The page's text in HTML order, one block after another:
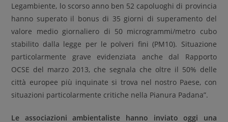
Legambiente, lo scorso anno ben 52 capoluoghi di provincia
hanno superato il bonus di 35 giorni di superamento del
valore medio giornaliero di 50 microgrammi/metro cubo
stabilito dalla legge per le polveri fini (PM10). Situazione
particolarmente grave evidenziata anche dal Rapporto
OCSE del marzo 2013, che segnala che oltre il 50% delle
città europee più inquinate si trova nel nostro Paese, con
situazioni particolarmente critiche nella Pianura Padana”.
Le associazioni ambientaliste hanno inviato oggi una